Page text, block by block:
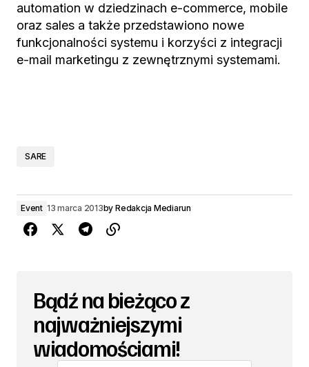
automation w dziedzinach e-commerce, mobile
oraz sales a także przedstawiono nowe
funkcjonalności systemu i korzyści z integracji
e-mail marketingu z zewnętrznymi systemami.
SARE
Event 13 marca 2013by Redakcja Mediarun
Bądź na bieżąco z
najważniejszymi
wiadomościami!